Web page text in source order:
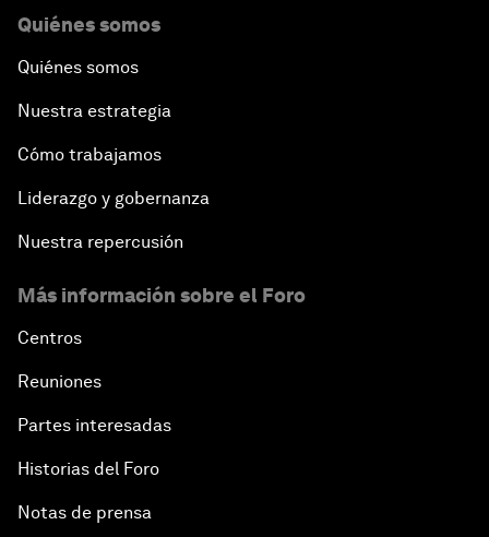
Quiénes somos
Quiénes somos
Nuestra estrategia
Cómo trabajamos
Liderazgo y gobernanza
Nuestra repercusión
Más información sobre el Foro
Centros
Reuniones
Partes interesadas
Historias del Foro
Notas de prensa